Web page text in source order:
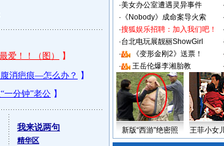
我来说两句
精华区
·美女办公室遭遇灵异事件 ·
· 《Nobody》成命案导火索 ·
·搜狐娱乐招聘：加入我们吧！ ·
·台北电玩展靓丽ShowGirl ·
·
《变形金刚2》送票！ ·
·
王岳伦爆李湘胎教 ·
新版“西游”绝密照 王菲小女